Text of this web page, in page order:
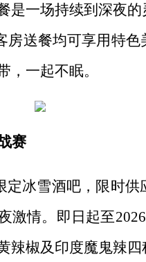
是一场持续到深夜
送餐均可享用特色
，一起不眠。
赛
冰雪酒吧，限时
激情。即日起至
辣椒及印度魔鬼辣